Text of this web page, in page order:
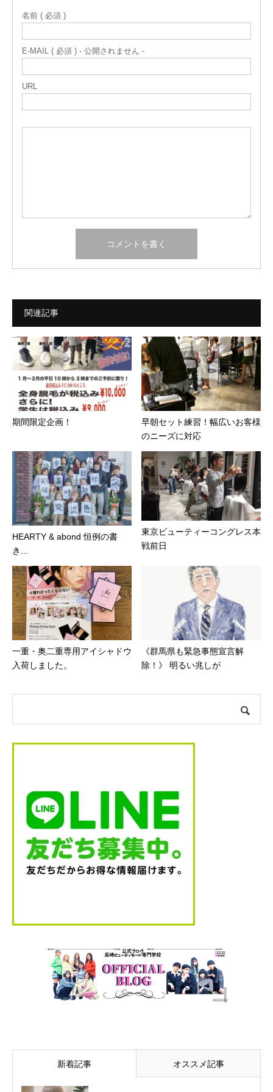
名前 ( 必須 )
E-MAIL ( 必須 ) - 公開されません -
URL
関連記事
期間限定企画！
早朝セット練習！幅広いお客様
のニーズに対応
HEARTY & abond 恒例の書
き...
東京ビューティーコングレス本
戦前日
一重・奥二重専用アイシャドウ
入荷しました。
《群馬県も緊急事態宣言解
除！》 明るい兆しが
新着記事 オススメ記事